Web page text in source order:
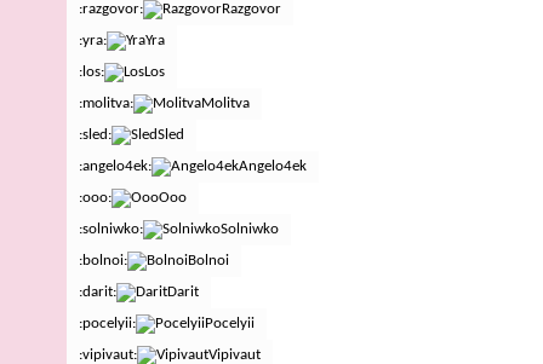
:razgovor:
Razgovor
:yra:
Yra
:los:
Los
:molitva:
Molitva
:sled:
Sled
:angelo4ek:
Angelo4ek
:ooo:
Ooo
:solniwko:
Solniwko
:bolnoi:
Bolnoi
:darit:
Darit
:pocelyii:
Pocelyii
:vipivaut:
Vipivaut